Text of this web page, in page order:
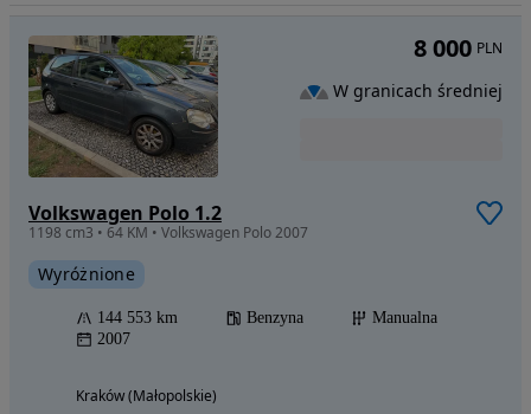
Volkswagen Polo 1.2
1198 cm3 • 64 KM • Volkswagen Polo 2007
Wyróżnione
144 553 km Benzyna
Manualna
2007
Kraków (Małopolskie)
8 000 PLN
W granicach średniej